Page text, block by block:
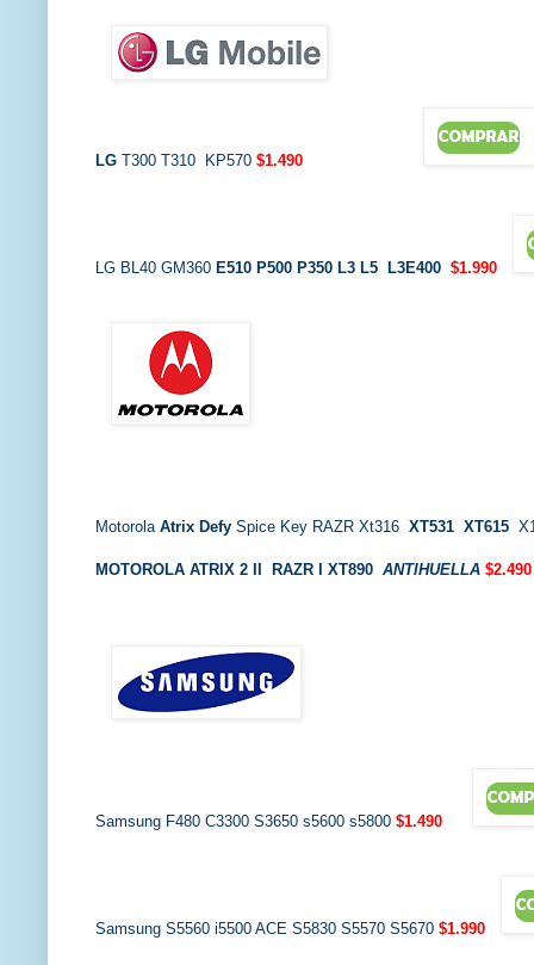
LG T300 T310 KP570 $1.490
LG BL40 GM360 E510 P500 P350 L3 L5 L3E400 $1.990
Motorola Atrix Defy Spice Key RAZR Xt316 XT531 XT615
MOTOROLA ATRIX 2 II RAZR I XT890 ANTIHUELLA $2.490
Samsung F480 C3300 S3650 s5600 s5800 $1.490
Samsung S5560 i5500 ACE S5830 S5570 S5670 $1.990